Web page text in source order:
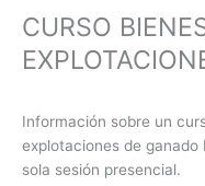
CURSO
Información sobre un
explotaciones de
sola sesión presencial.